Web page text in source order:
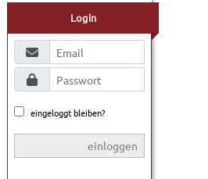
Login
eingeloggt bleiben?
einloggen